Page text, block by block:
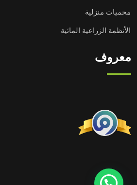
محميات منزلية
الأنظمة الزراعية المائية
معروف